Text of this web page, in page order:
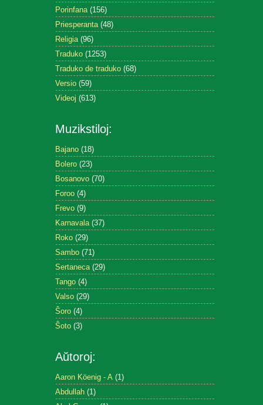
Porinfana (156)
Priesperanta (48)
Religia (96)
Traduko (1253)
Traduko de traduko (68)
Versio (59)
Videoj (613)
Muzikstiloj:
Bajano (18)
Bolero (23)
Bosanovo (70)
Foroo (4)
Frevo (9)
Karnavala (37)
Roko (29)
Sambo (71)
Sertaneca (29)
Tango (4)
Valso (29)
Ŝoro (4)
Ŝoto (3)
Aŭtoroj:
Aaron Köenig - A (1)
Abdullah (1)